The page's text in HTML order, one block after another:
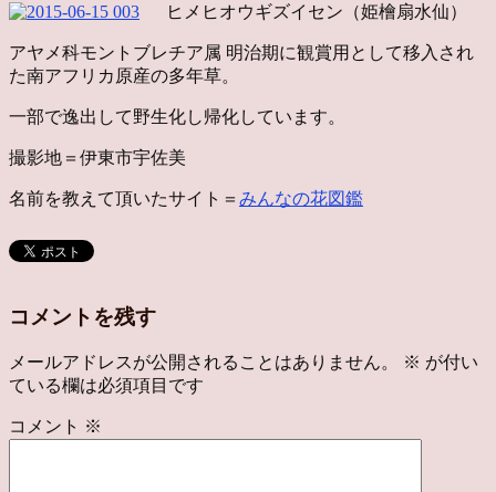
ヒメヒオウギズイセン（姫檜扇水仙）
アヤメ科モントブレチア属 明治期に観賞用として移入され
た南アフリカ原産の多年草。
一部で逸出して野生化し帰化しています。
撮影地＝伊東市宇佐美
名前を教えて頂いたサイト＝ みんなの花図鑑
コメントを残す
メールアドレスが公開されることはありません。 ※ が付い
ている欄は必須項目です
コメント ※